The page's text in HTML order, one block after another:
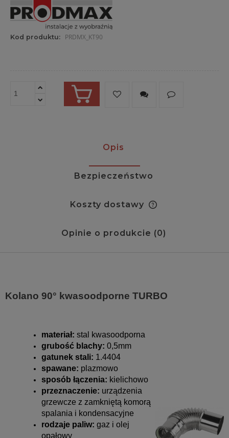
Kod produktu: PRDMX_KT90
Opis
Bezpieczeństwo
Koszty dostawy
Cena nie zawiera ewentualnych kosztów płatności
Opinie o produkcie (0)
Kolano 90° kwasoodporne TURBO
materiał: stal kwasoodporna
grubość blachy: 0,5mm
gatunek stali: 1.4404
spawane: plazmowo
sposób łączenia: kielichowo
przeznaczenie: urządzenia
grzewcze z zamkniętą komorą
spalania i kondensacyjne
rodzaje paliw: gaz i olej
opałowy